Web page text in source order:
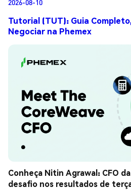
2026-08-10
Tutorial (TUT): Guia
Negociar na Phemex
Conheça Nitin Agrawal: CFO
desafio nos resultados de